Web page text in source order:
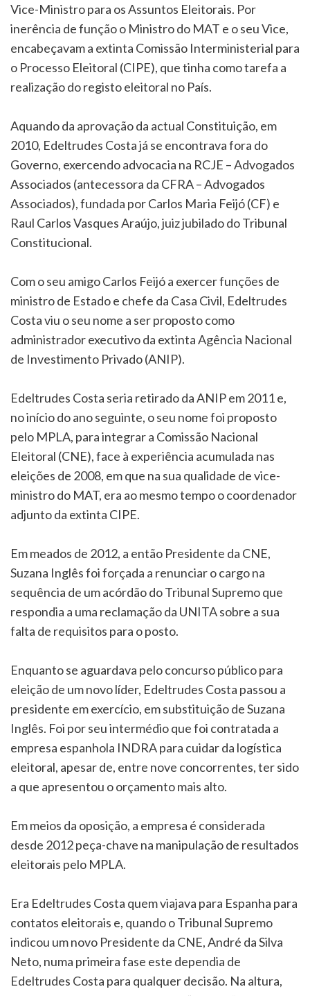
Vice-Ministro para os Assuntos Eleitorais. Por
inerência de função o Ministro do MAT e o seu Vice,
encabeçavam a extinta Comissão Interministerial para
o Processo Eleitoral (CIPE), que tinha como tarefa a
realização do registo eleitoral no País.
Aquando da aprovação da actual Constituição, em
2010, Edeltrudes Costa já se encontrava fora do
Governo, exercendo advocacia na RCJE – Advogados
Associados (antecessora da CFRA – Advogados
Associados), fundada por Carlos Maria Feijó (CF) e
Raul Carlos Vasques Araújo, juiz jubilado do Tribunal
Constitucional.
Com o seu amigo Carlos Feijó a exercer funções de
ministro de Estado e chefe da Casa Civil, Edeltrudes
Costa viu o seu nome a ser proposto como
administrador executivo da extinta Agência Nacional
de Investimento Privado (ANIP).
Edeltrudes Costa seria retirado da ANIP em 2011 e,
no início do ano seguinte, o seu nome foi proposto
pelo MPLA, para integrar a Comissão Nacional
Eleitoral (CNE), face à experiência acumulada nas
eleições de 2008, em que na sua qualidade de vice-
ministro do MAT, era ao mesmo tempo o coordenador
adjunto da extinta CIPE.
Em meados de 2012, a então Presidente da CNE,
Suzana Inglês foi forçada a renunciar o cargo na
sequência de um acórdão do Tribunal Supremo que
respondia a uma reclamação da UNITA sobre a sua
falta de requisitos para o posto.
Enquanto se aguardava pelo concurso público para
eleição de um novo líder, Edeltrudes Costa passou a
presidente em exercício, em substituição de Suzana
Inglês. Foi por seu intermédio que foi contratada a
empresa espanhola INDRA para cuidar da logística
eleitoral, apesar de, entre nove concorrentes, ter sido
a que apresentou o orçamento mais alto.
Em meios da oposição, a empresa é considerada
desde 2012 peça-chave na manipulação de resultados
eleitorais pelo MPLA.
Era Edeltrudes Costa quem viajava para Espanha para
contatos eleitorais e, quando o Tribunal Supremo
indicou um novo Presidente da CNE, André da Silva
Neto, numa primeira fase este dependia de
Edeltrudes Costa para qualquer decisão. Na altura,